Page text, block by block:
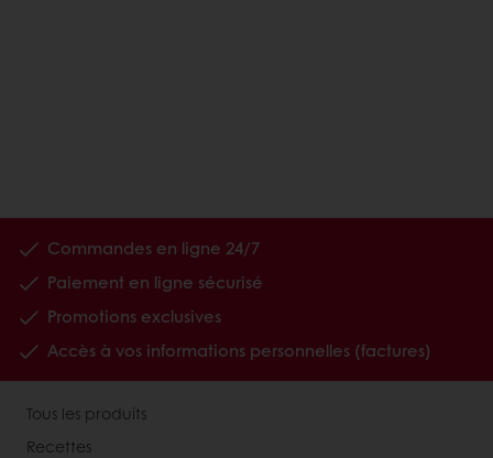
Commandes en ligne 24/7
Paiement en ligne sécurisé
Promotions exclusives
Accès à vos informations personnelles (factures)
Tous les produits
Recettes